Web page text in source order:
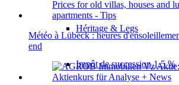
Héritage & Legs
Impôt de succession 1,5 %
Météo à Lübeck : heures
end